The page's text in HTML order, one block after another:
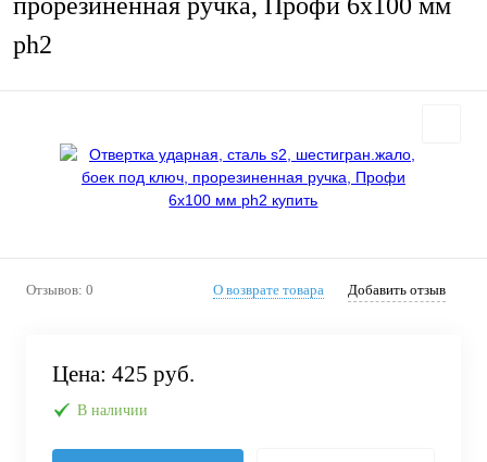
ph2
Отзывов: 0 О возврате товара Добавить отзыв
Цена: 425 руб.
В наличии